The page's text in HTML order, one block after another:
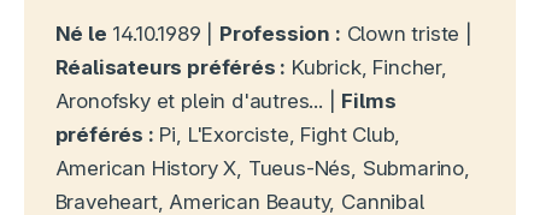
Né le 14.10.1989 | Profession : Clown triste |
Réalisateurs préférés : Kubrick, Fincher,
Aronofsky et plein d'autres... | Films
préférés : Pi, L'Exorciste, Fight Club,
American History X, Tueus-Nés, Submarino,
Braveheart, American Beauty, Cannibal